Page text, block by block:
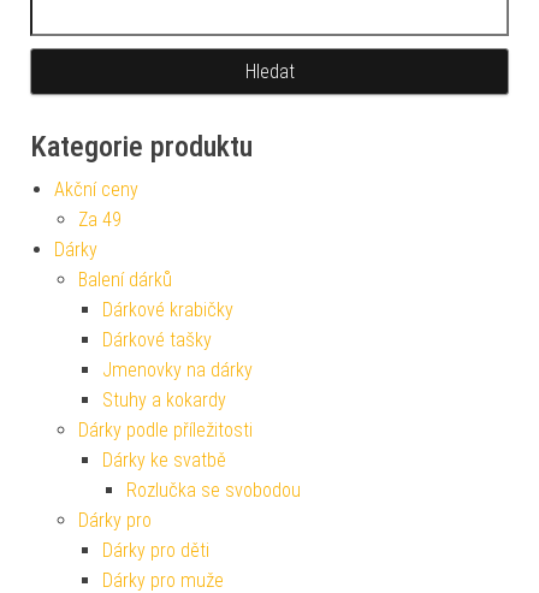
Kategorie produktu
Akční ceny
Za 49
Dárky
Balení dárků
Dárkové krabičky
Dárkové tašky
Jmenovky na dárky
Stuhy a kokardy
Dárky podle příležitosti
Dárky ke svatbě
Rozlučka se svobodou
Dárky pro
Dárky pro děti
Dárky pro muže